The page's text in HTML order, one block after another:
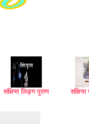
संक्षिप्त लिङ्ग पुराण